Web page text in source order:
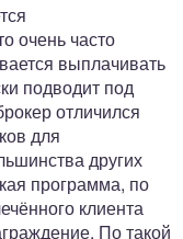
очень часто
выплачивать
подводит под
отличился
для
других
программа, по
клиента
По такой